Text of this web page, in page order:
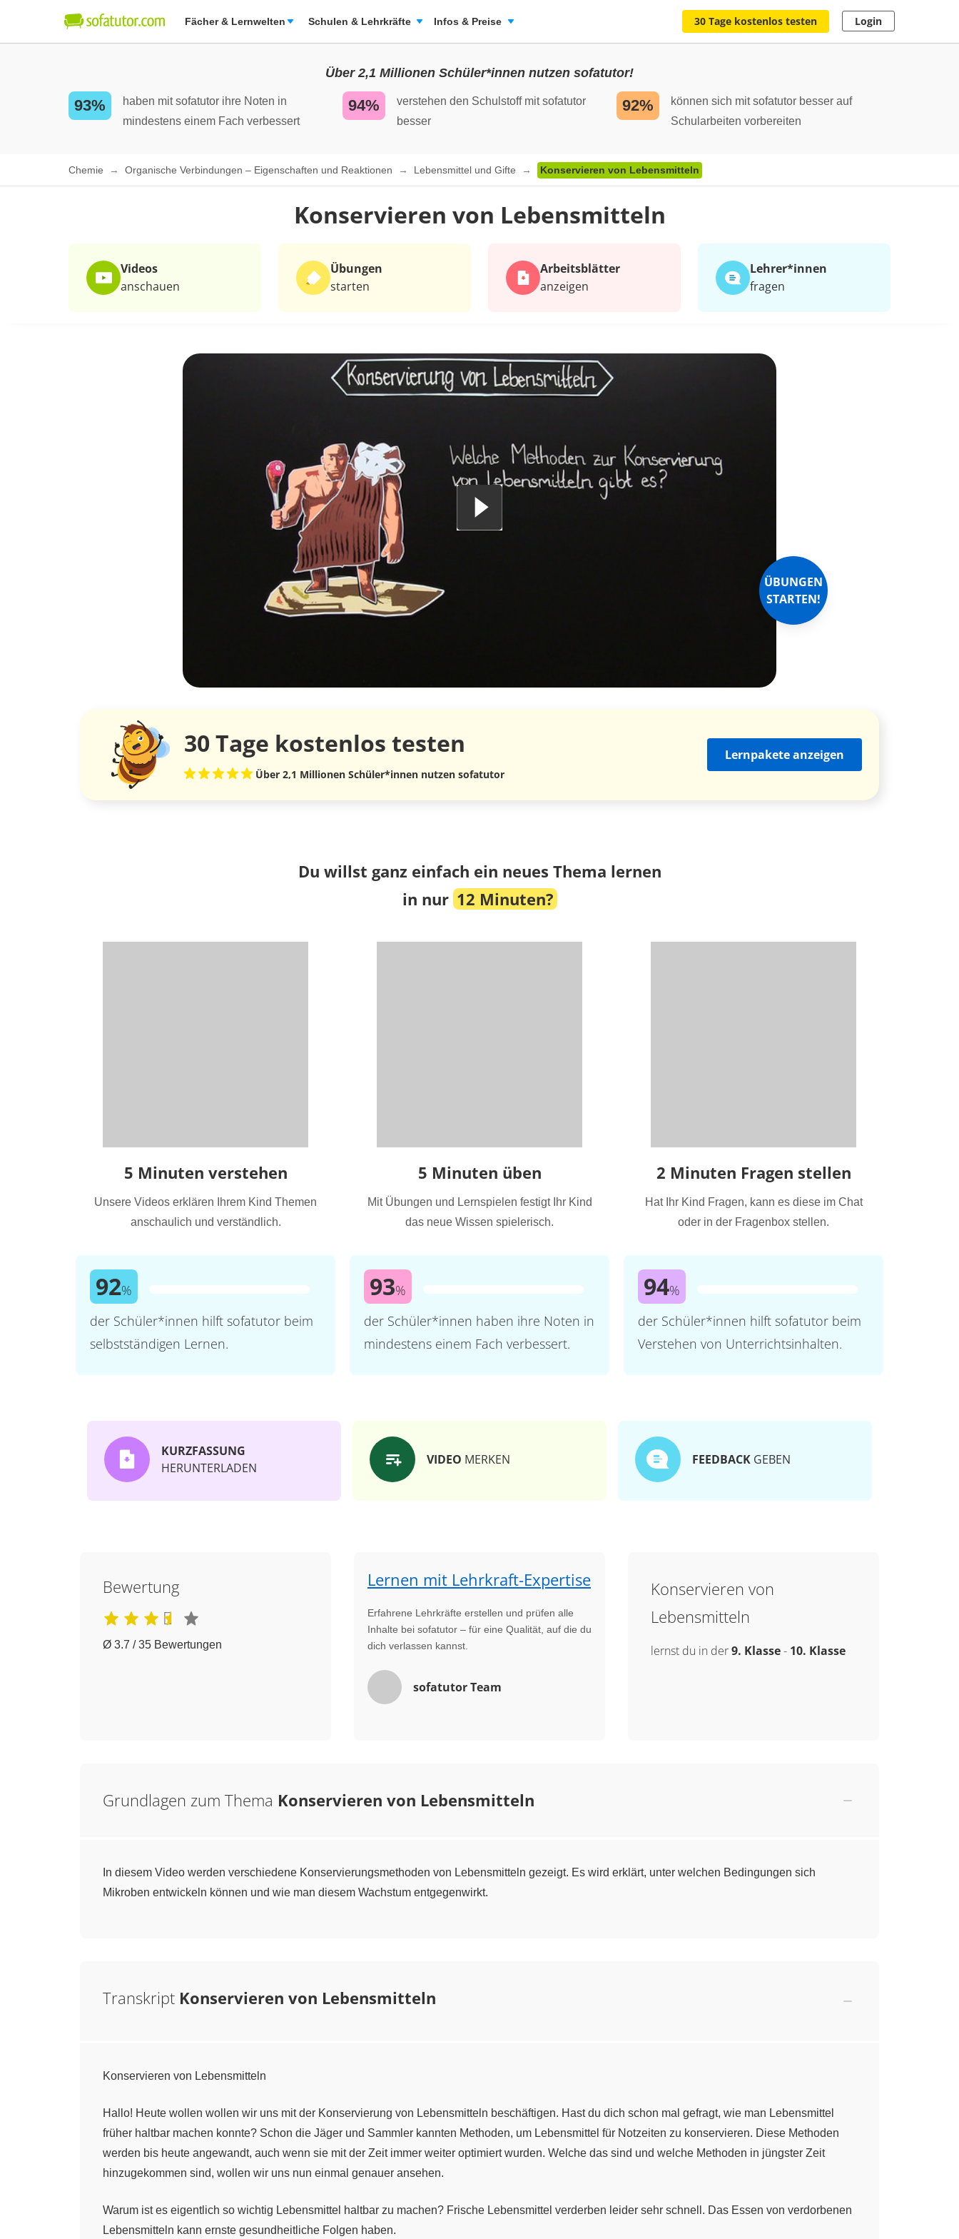
Fächer & Lernwelten Schulen & Lehrkräfte Infos & Preise 30 Tage kostenlos testen Login
Über 2,1 Millionen Schüler*innen nutzen sofatutor!
93%
haben mit sofatutor ihre Noten in
mindestens einem Fach verbessert
94%
verstehen den Schulstoff mit sofatutor
besser
92%
können sich mit sofatutor besser auf
Schularbeiten vorbereiten
Chemie Organische Verbindungen – Eigenschaften und Reaktionen Lebensmittel und Gifte Konservieren von Lebensmitteln
Konservieren von Lebensmitteln
Videos
anschauen
Übungen
starten
Arbeits­blätter
anzeigen
Lehrer*​innen
fragen
ÜBUNGEN
STARTEN!
30 Tage kostenlos testen
Über 2,1 Millionen Schüler*innen nutzen sofatutor
Lernpakete anzeigen
Du willst ganz einfach ein neues Thema lernen
in nur 12 Minuten?
5 Minuten verstehen
Unsere Videos erklären Ihrem Kind Themen
anschaulich und verständlich.
92%
der Schüler*innen hilft sofatutor beim
selbstständigen Lernen.
5 Minuten üben
Mit Übungen und Lernspielen festigt Ihr Kind
das neue Wissen spielerisch.
93%
der Schüler*innen haben ihre Noten in
mindestens einem Fach verbessert.
2 Minuten Fragen stellen
Hat Ihr Kind Fragen, kann es diese im Chat
oder in der Fragenbox stellen.
94%
der Schüler*innen hilft sofatutor beim
Verstehen von Unterrichtsinhalten.
KURZFASSUNG
HERUNTERLADEN
VIDEO MERKEN FEEDBACK GEBEN
Bewertung
Ø 3.7 / 35 Bewertungen
Lernen mit Lehrkraft-Expertise
Erfahrene Lehrkräfte erstellen und prüfen alle
Inhalte bei sofatutor – für eine Qualität, auf die du
dich verlassen kannst.
sofatutor Team
Konservieren von
Lebensmitteln
lernst du in der9. Klasse- 10. Klasse
Grundlagen zum Thema Konservieren von Lebensmitteln
In diesem Video werden verschiedene Konservierungsmethoden von Lebensmitteln gezeigt. Es wird erklärt, unter welchen Bedingungen sich
Mikroben entwickeln können und wie man diesem Wachstum entgegenwirkt.
Transkript Konservieren von Lebensmitteln
Konservieren von Lebensmitteln
Hallo! Heute wollen wollen wir uns mit der Konservierung von Lebensmitteln beschäftigen. Hast du dich schon mal gefragt, wie man Lebensmittel
früher haltbar machen konnte? Schon die Jäger und Sammler kannten Methoden, um Lebensmittel für Notzeiten zu konservieren. Diese Methoden
werden bis heute angewandt, auch wenn sie mit der Zeit immer weiter optimiert wurden. Welche das sind und welche Methoden in jüngster Zeit
hinzugekommen sind, wollen wir uns nun einmal genauer ansehen.
Warum ist es eigentlich so wichtig Lebensmittel haltbar zu machen? Frische Lebensmittel verderben leider sehr schnell. Das Essen von verdorbenen
Lebensmitteln kann ernste gesundheitliche Folgen haben.